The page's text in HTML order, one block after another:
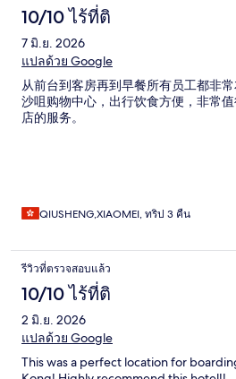
10/10 ไร้ที่ติ
7 มิ.ย. 2026
แปลด้วย Google
从前台到客房再到早餐所有员工都非
沙咀购物中心，出行饮食方便，非常
店的服务。
QIUSHENG,XIAOMEI, ทริป 3 คืน
รีวิวที่ตรวจสอบแล้ว
10/10 ไร้ที่ติ
2 มิ.ย. 2026
แปลด้วย Google
This was a perfect location for